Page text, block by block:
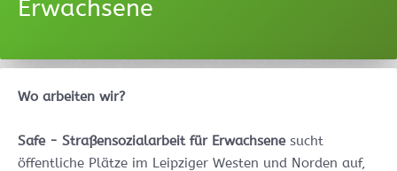
Erwachsene
Wo arbeiten wir?
Safe - Straßensozialarbeit für Erwachsenesucht
öffentliche Plätze im Leipziger Westen und Norden auf,